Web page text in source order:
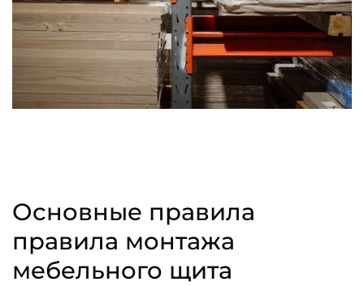
Основные правила
правила монтажа
мебельного щита